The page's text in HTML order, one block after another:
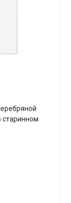
старинном